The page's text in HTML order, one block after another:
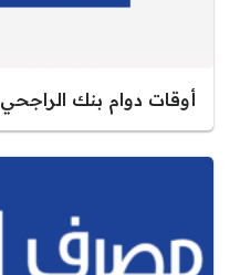
أوقات دوام بنك الراجحي 2021